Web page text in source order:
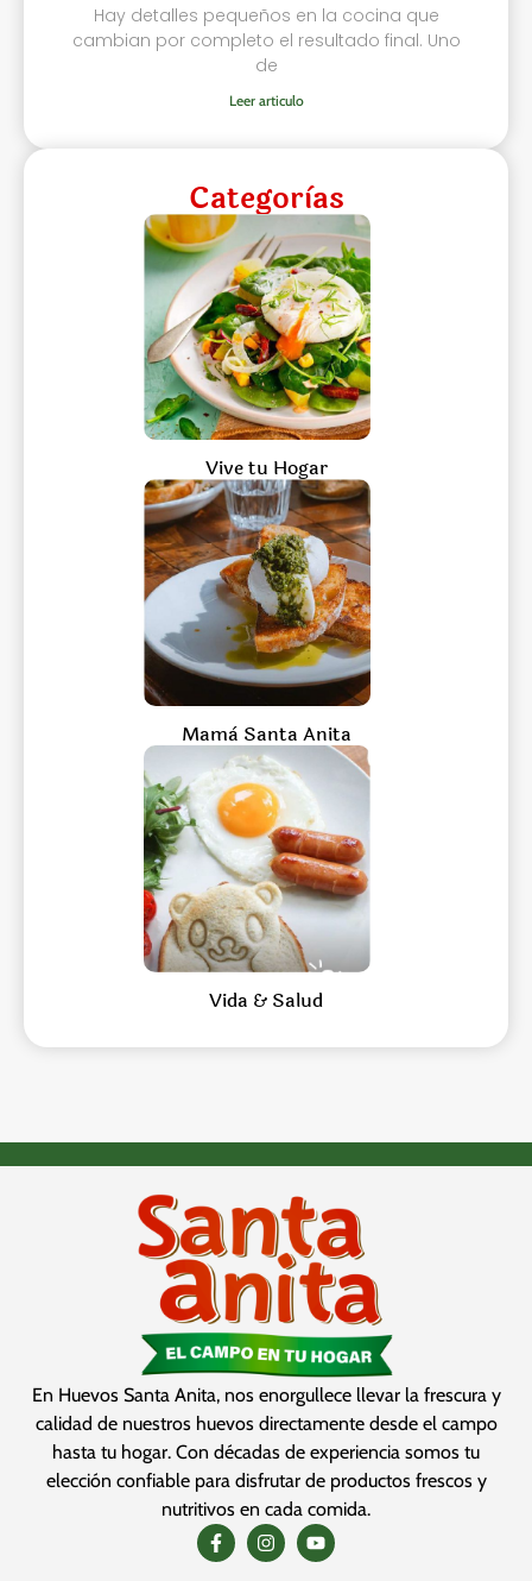
Hay detalles pequeños en la cocina que
cambian por completo el resultado final. Uno
de
Leer articulo
Categorìas
Vive tu Hogar
Mamà Santa Anita
Vida & Salud
En Huevos Santa Anita, nos enorgullece llevar la frescura y
calidad de nuestros huevos directamente desde el campo
hasta tu hogar. Con décadas de experiencia somos tu
elección confiable para disfrutar de productos frescos y
nutritivos en cada comida.